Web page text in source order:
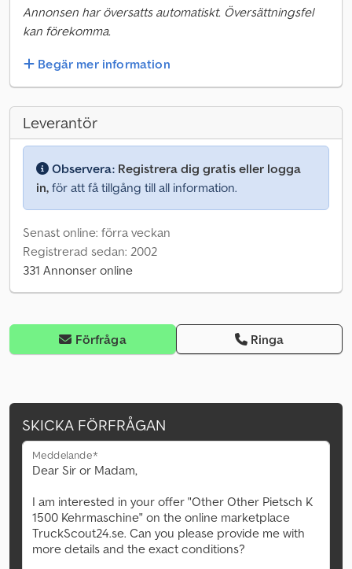
Annonsen har översatts automatiskt. Översättningsfel
kan förekomma.
Begär mer information
Leverantör
Observera: Registrera dig gratis eller logga
in, för att få tillgång till all information.
Senast online: förra veckan
Registrerad sedan: 2002
331 Annonser online
Förfråga Ringa
SKICKA FÖRFRÅGAN
Meddelande*